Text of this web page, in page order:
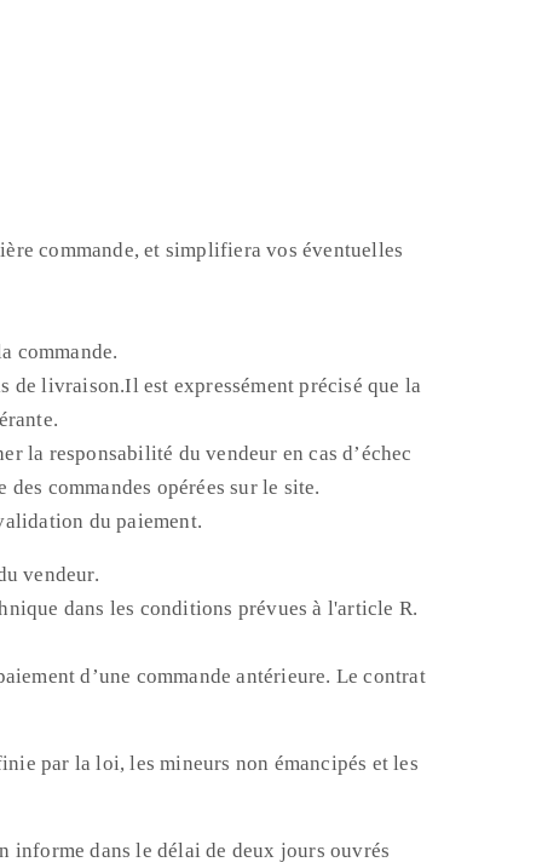
commande, et simplifiera vos éventuelles
commande.
de livraison.Il est expressément précisé que la
la responsabilité du vendeur en cas d’échec
commandes opérées sur le site.
du paiement.
vendeur.
dans les conditions prévues à l'article R.
d’une commande antérieure. Le contrat
par la loi, les mineurs non émancipés et les
informe dans le délai de deux jours ouvrés